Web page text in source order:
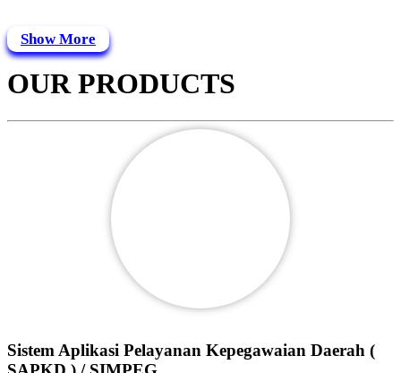
Show More
OUR PRODUCTS
Sistem Aplikasi Pelayanan Kepegawaian Daerah (